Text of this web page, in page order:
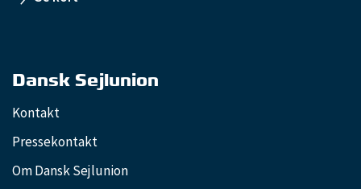
Dansk Sejlunion
Kontakt
Pressekontakt
Om Dansk Sejlunion